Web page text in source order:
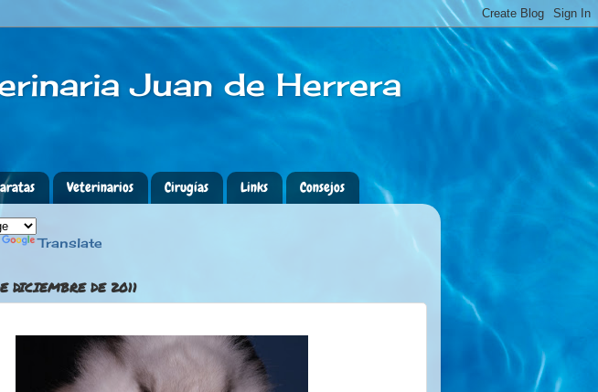
Juan de Herrera
Veterinarios Cirugías Links Consejos
Translate
DICIEMBRE DE 2011